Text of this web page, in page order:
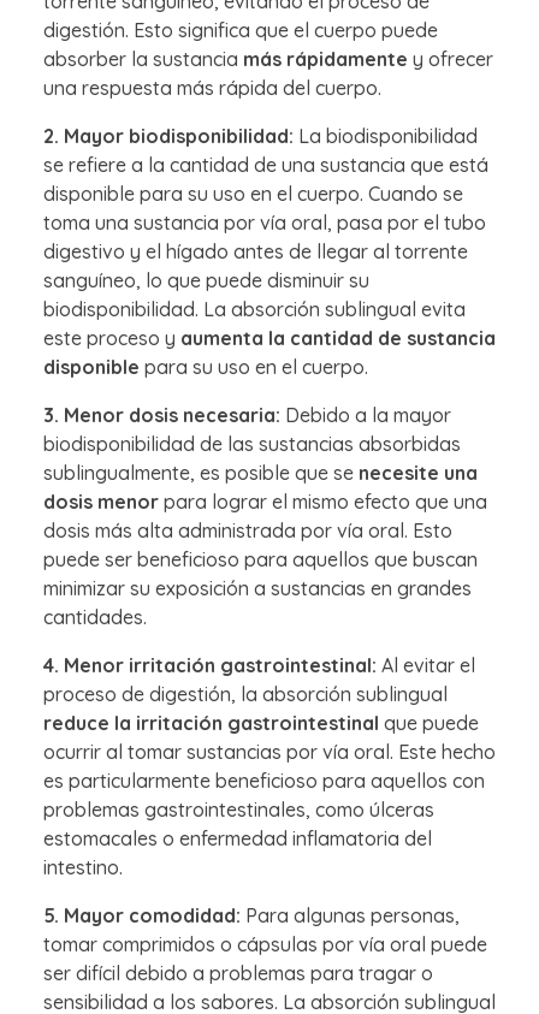
digestión. Esto significa que el cuerpo puede
absorber la sustancia más rápidamente y ofrecer
una respuesta más rápida del cuerpo.
2. Mayor biodisponibilidad: La biodisponibilidad
se refiere a la cantidad de una sustancia que está
disponible para su uso en el cuerpo. Cuando se
toma una sustancia por vía oral, pasa por el tubo
digestivo y el hígado antes de llegar al torrente
sanguíneo, lo que puede disminuir su
biodisponibilidad. La absorción sublingual evita
este proceso y aumenta la cantidad de sustancia
disponible para su uso en el cuerpo.
3. Menor dosis necesaria: Debido a la mayor
biodisponibilidad de las sustancias absorbidas
sublingualmente, es posible que se necesite una
dosis menor para lograr el mismo efecto que una
dosis más alta administrada por vía oral. Esto
puede ser beneficioso para aquellos que buscan
minimizar su exposición a sustancias en grandes
cantidades.
4. Menor irritación gastrointestinal: Al evitar el
proceso de digestión, la absorción sublingual
reduce la irritación gastrointestinal que puede
ocurrir al tomar sustancias por vía oral. Este hecho
es particularmente beneficioso para aquellos con
problemas gastrointestinales, como úlceras
estomacales o enfermedad inflamatoria del
intestino.
5. Mayor comodidad: Para algunas personas,
tomar comprimidos o cápsulas por vía oral puede
ser difícil debido a problemas para tragar o
sensibilidad a los sabores. La absorción sublingual